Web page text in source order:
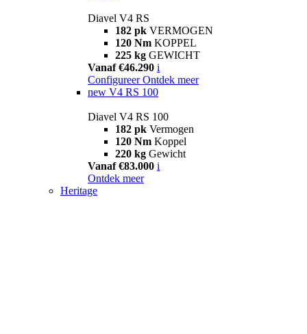
Diavel V4 RS
182 pk VERMOGEN
120 Nm KOPPEL
225 kg GEWICHT
Vanaf €46.290 i
Configureer Ontdek meer
new V4 RS 100
Diavel V4 RS 100
182 pk Vermogen
120 Nm Koppel
220 kg Gewicht
Vanaf €83.000 i
Ontdek meer
Heritage